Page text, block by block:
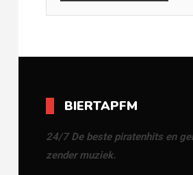
BIERTAPFM
24/7 De beste piratenhits en
zender muziek.